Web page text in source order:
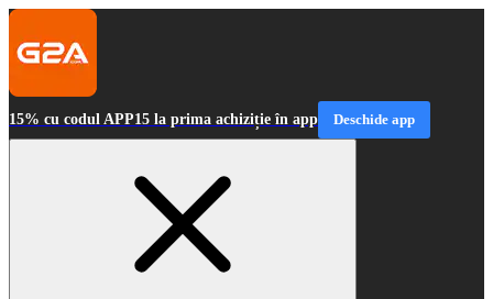
15% cu codul APP15 la prima achiziție în app Deschide app